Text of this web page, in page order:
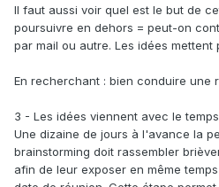
Il faut aussi voir quel est le but de
poursuivre en dehors = peut-on
par mail ou autre. Les idées mettent
En recherchant : bien conduire une
3 - Les idées viennent avec le temps
Une dizaine de jours à l'avance la
brainstorming doit rassembler
afin de leur exposer en même